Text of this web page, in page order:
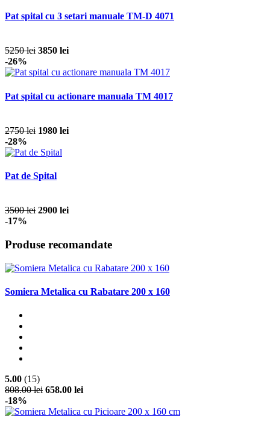
Pat spital cu 3 setari manuale TM-D 4071
5250 lei 3850 lei
-26%
Pat spital cu actionare manuala TM 4017
2750 lei 1980 lei
-28%
Pat de Spital
3500 lei 2900 lei
-17%
Produse recomandate
Somiera Metalica cu Rabatare 200 x 160
5.00 (15)
808.00 lei 658.00 lei
-18%